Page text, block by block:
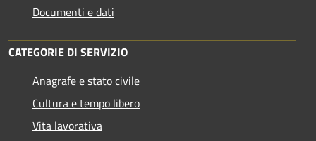
Documenti e dati
CATEGORIE DI SERVIZIO
Anagrafe e stato civile
Cultura e tempo libero
Vita lavorativa